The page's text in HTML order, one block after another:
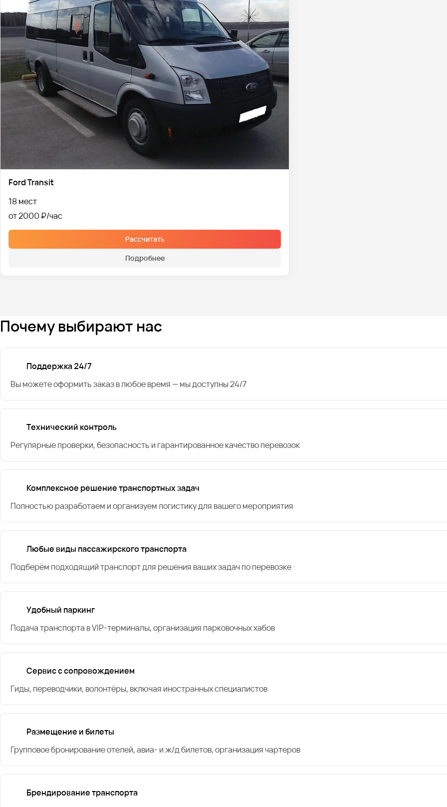
Ford Transit
18 мест
от 2000 ₽
Рассчитать
Подробнее
Почему выбирают нас
Поддержка 24/7
Вы можете оформить заказ в любое время — мы доступны 24/7
Технический контроль
Регулярные проверки, безопасность и гарантированное качество перевозок
Комплексное решение транспортных задач
Полностью разработаем и организуем логистику для вашего мероприятия
Любые виды пассажирского транспорта
Подберём подходящий транспорт для решения ваших задач по перевозке
Удобный паркинг
Подача транспорта в VIP-терминалы, организация парковочных хабов
Сервис с сопровождением
Гиды, переводчики, волонтёры, включая иностранных специалистов
Размещение и билеты
Групповое бронирование отелей, авиа- и ж/д билетов, организация чартеров
Брендирование транспорта